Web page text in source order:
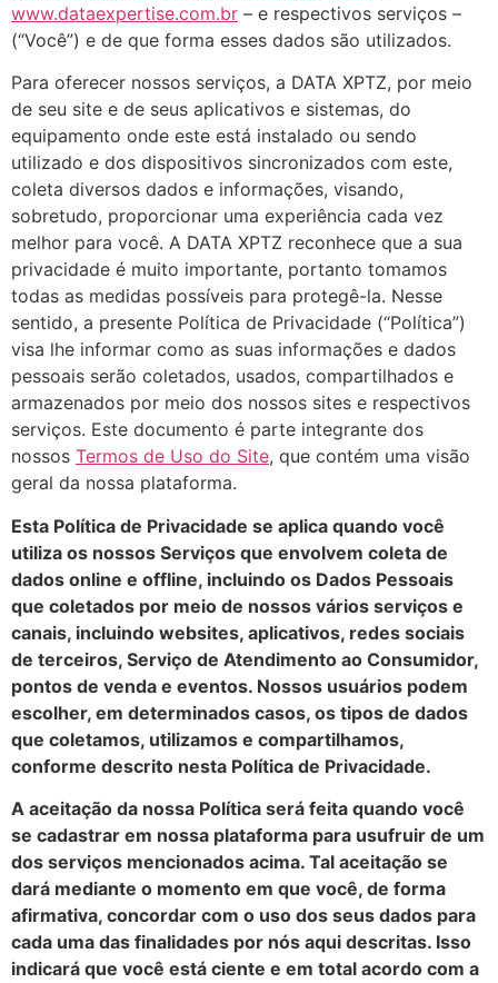
www.dataexpertise.com.br – e respectivos serviços –
(“Você”) e de que forma esses dados são utilizados.
Para oferecer nossos serviços, a DATA XPTZ, por meio
de seu site e de seus aplicativos e sistemas, do
equipamento onde este está instalado ou sendo
utilizado e dos dispositivos sincronizados com este,
coleta diversos dados e informações, visando,
sobretudo, proporcionar uma experiência cada vez
melhor para você. A DATA XPTZ reconhece que a sua
privacidade é muito importante, portanto tomamos
todas as medidas possíveis para protegê-la. Nesse
sentido, a presente Política de Privacidade (“Política”)
visa lhe informar como as suas informações e dados
pessoais serão coletados, usados, compartilhados e
armazenados por meio dos nossos sites e respectivos
serviços. Este documento é parte integrante dos
nossos Termos de Uso do Site, que contém uma visão
geral da nossa plataforma.
Esta Política de Privacidade se aplica quando você
utiliza os nossos Serviços que envolvem coleta de
dados online e offline, incluindo os Dados Pessoais
que coletados por meio de nossos vários serviços e
canais, incluindo websites, aplicativos, redes sociais
de terceiros, Serviço de Atendimento ao Consumidor,
pontos de venda e eventos. Nossos usuários podem
escolher, em determinados casos, os tipos de dados
que coletamos, utilizamos e compartilhamos,
conforme descrito nesta Política de Privacidade.
A aceitação da nossa Política será feita quando você
se cadastrar em nossa plataforma para usufruir de um
dos serviços mencionados acima. Tal aceitação se
dará mediante o momento em que você, de forma
afirmativa, concordar com o uso dos seus dados para
cada uma das finalidades por nós aqui descritas. Isso
indicará que você está ciente e em total acordo com a